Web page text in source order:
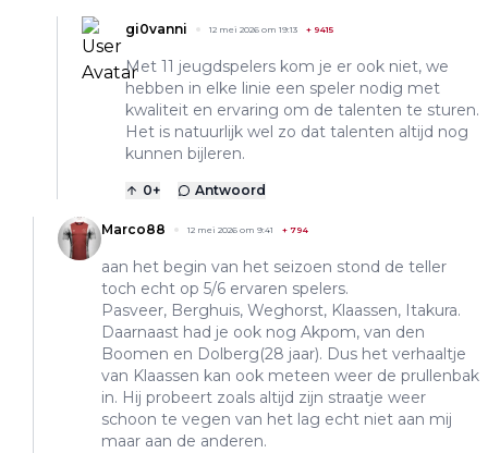
gi0vanni 12 mei 2026 om 19:13 + 9415
Met 11 jeugdspelers kom je er ook niet, we
hebben in elke linie een speler nodig met
kwaliteit en ervaring om de talenten te sturen.
Het is natuurlijk wel zo dat talenten altijd nog
kunnen bijleren.
0+ Antwoord
Marco88 12 mei 2026 om 9:41 + 794
aan het begin van het seizoen stond de teller
toch echt op 5/6 ervaren spelers.
Pasveer, Berghuis, Weghorst, Klaassen, Itakura.
Daarnaast had je ook nog Akpom, van den
Boomen en Dolberg(28 jaar). Dus het verhaaltje
van Klaassen kan ook meteen weer de prullenbak
in. Hij probeert zoals altijd zijn straatje weer
schoon te vegen van het lag echt niet aan mij
maar aan de anderen.